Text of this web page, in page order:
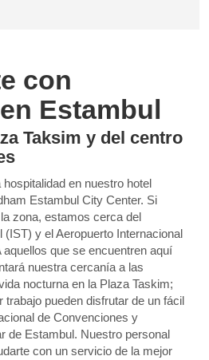
con
Estambul
Taksim y del centro
en nuestro hotel
Estambul City Center. Si
zona, estamos cerca del
y el Aeropuerto Internacional
que se encuentren aquí
nuestra cercanía a las
nocturna en la Plaza Taskim;
trabajo pueden disfrutar de un fácil
de Convenciones y
de Estambul. Nuestro personal
con un servicio de la mejor